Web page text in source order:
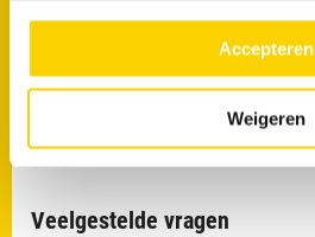
meer over in onsprivacy beleid.
Accepteren
Weigeren
Wil je direct van je verstopping af?
Veelgestelde vragen